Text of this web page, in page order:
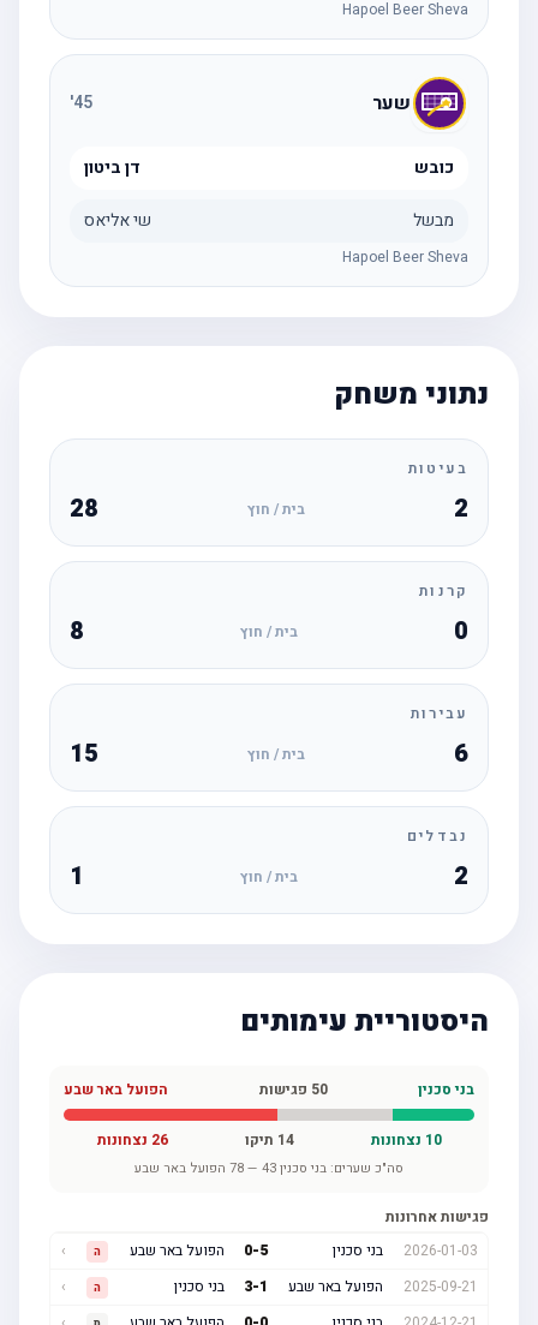
Hapoel Beer Sheva
שער 45
'
כובש דן ביטון
מבשל שי אליאס
Hapoel Beer Sheva
נתוני משחק
בעיטות
בית / חוץ 28
קרנות
בית / חוץ
עבירות
בית / חוץ 15
נבדלים
בית / חוץ
היסטוריית עימותים
בני סכנין 50פגישות הפועל באר שבע
10נצחונות 14תיקו 26נצחונות
סה"כ שערים:בני סכנין 43
—
78 הפועל באר שבע
פגישות אחרונות
2026-01-03
בני סכנין 0- הפועל באר שבע
2025-09-21
הפועל באר שבע 3 בני סכנין